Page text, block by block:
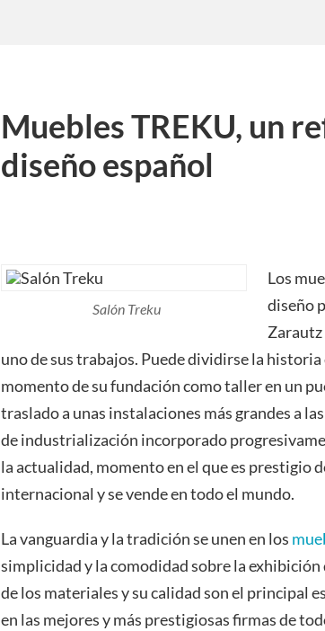
Muebles TREKU, un
diseño español
Salón Treku
Los
diseño
Zarautz
uno de sus trabajos. Puede dividirse la historia
momento de su fundación como taller en un
traslado a unas instalaciones más grandes a
de industrialización incorporado
la actualidad, momento en el que es prestigio
internacional y se vende en todo el mundo.
La vanguardia y la tradición se unen en los
simplicidad y la comodidad sobre la exhibición
de los materiales y su calidad son el principal
en las mejores y más prestigiosas firmas de